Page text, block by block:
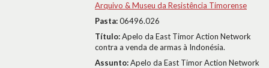
Arquivo & Museu da Resistência Timorense
Pasta:06496.026
Título:Apelo da East Timor Action Network
contra a venda de armas à Indonésia.
Assunto:Apelo da East Timor Action Network